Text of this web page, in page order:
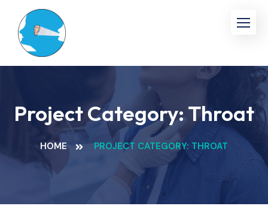
Project Category:Throat
HOME PROJECT CATEGORY: THROAT